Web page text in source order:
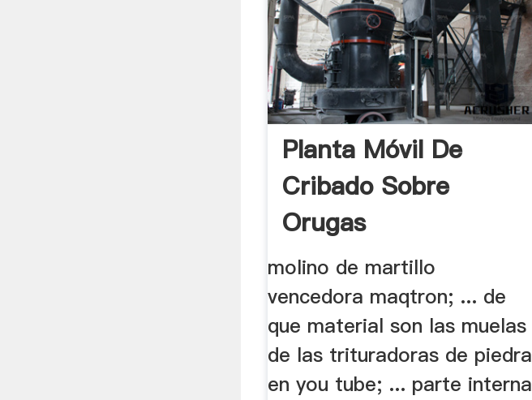
Planta Móvil De
Cribado Sobre
Orugas
molino de martillo
vencedora maqtron; ... de
que material son las muelas
de las trituradoras de piedra
en you tube; ... parte interna